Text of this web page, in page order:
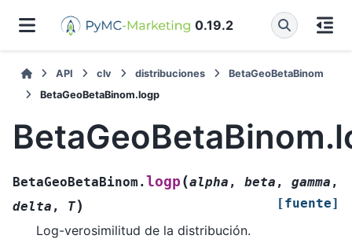
0.19.2
API clv distribuciones
BetaGeoBetaBinom
BetaGeoBetaBinom.logp
BetaGeoBetaBinom.logp (alpha , beta , gamma ,
delta , T) [fuente]
Log-verosimilitud de la distribución.